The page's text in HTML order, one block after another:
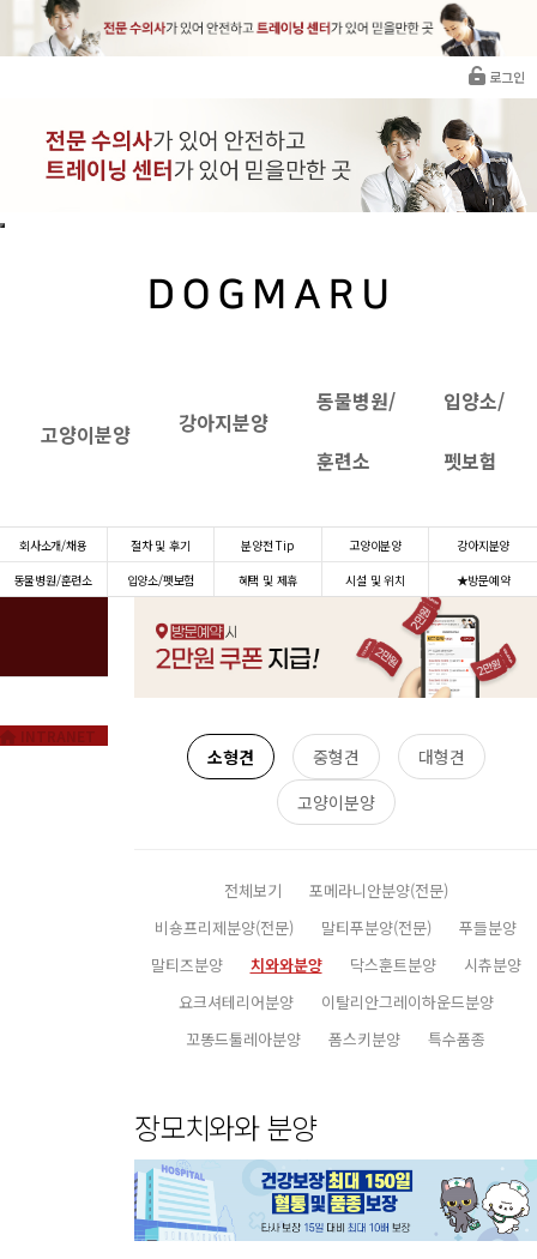
로그인
고양이분양 강아지분양
동물병원/
훈련소
입양소/
펫보험
회사소개/채용 절차 및 후기 분양전 Tip 고양이분양
강아지분양
동물병원/훈련소
입양소/펫보험 혜택 및 제휴 시설 및 위치 ★방문예약
소형견 중형견
대형견
고양이분양
전체보기
포메라니안분양(전문)
비숑프리제분양(전문)
말티푸분양(전문)
푸들분양
말티즈분양
치와와분양 닥스훈트분양
시츄분양
요크셔테리어분양
이탈리안그레이하운드분양
꼬똥드툴레아분양
폼스키분양 특수품종
장모치와와 분양
치와와분양
INTRANET